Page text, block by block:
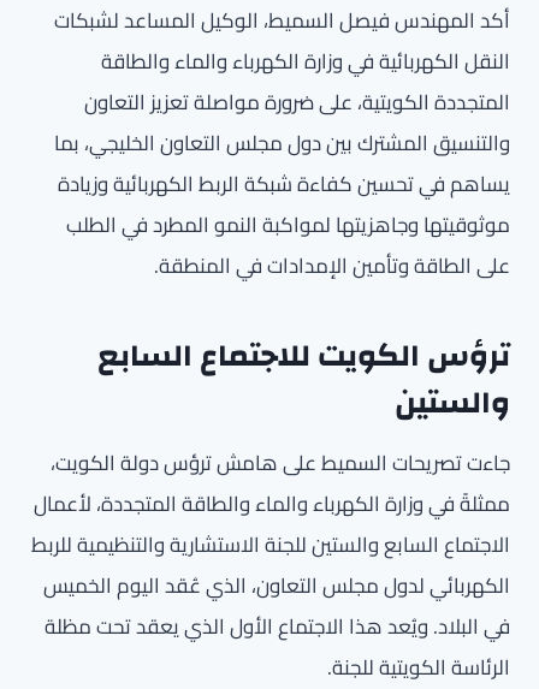
أكد المهندس فيصل السميط، الوكيل المساعد لشبكات
النقل الكهربائية في وزارة الكهرباء والماء والطاقة
المتجددة الكويتية، على ضرورة مواصلة تعزيز التعاون
والتنسيق المشترك بين دول مجلس التعاون الخليجي، بما
يساهم في تحسين كفاءة شبكة الربط الكهربائية وزيادة
موثوقيتها وجاهزيتها لمواكبة النمو المطرد في الطلب
على الطاقة وتأمين الإمدادات في المنطقة.
ترؤس الكويت للاجتماع السابع
والستين
جاءت تصريحات السميط على هامش ترؤس دولة الكويت،
ممثلةً في وزارة الكهرباء والماء والطاقة المتجددة، لأعمال
الاجتماع السابع والستين للجنة الاستشارية والتنظيمية للربط
الكهربائي لدول مجلس التعاون، الذي عُقد اليوم الخميس
في البلاد. ويُعد هذا الاجتماع الأول الذي يعقد تحت مظلة
الرئاسة الكويتية للجنة.